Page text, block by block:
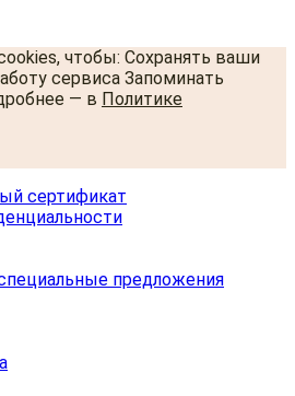
чтобы: Сохранять ваши
сервиса Запоминать
— в Политике
сертификат
предложения